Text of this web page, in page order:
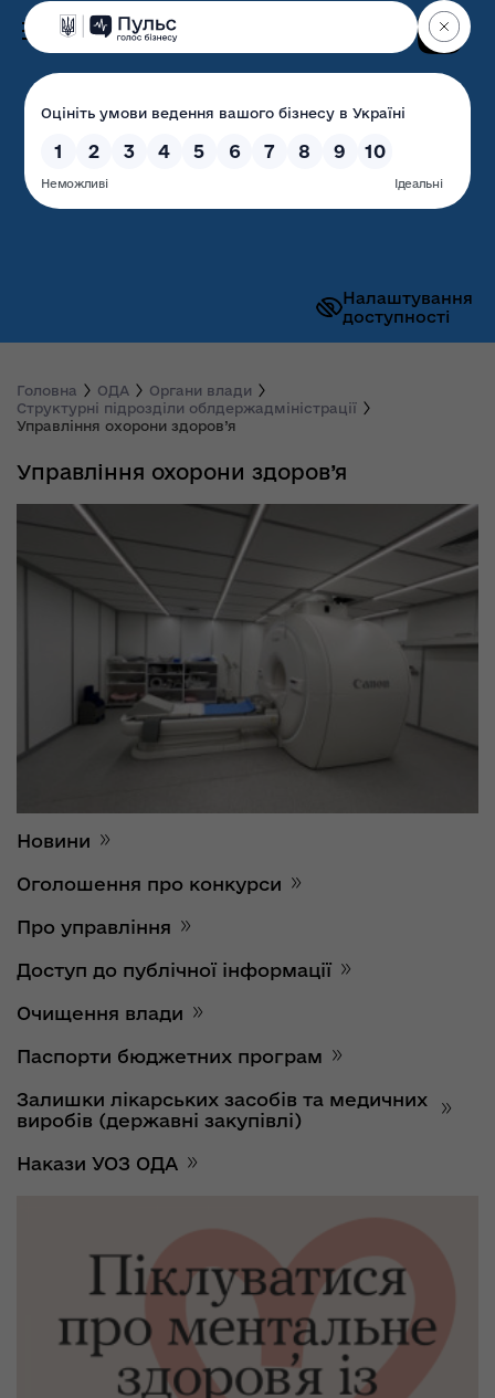
Налаштування
доступності
Волинська обласна
державна адміністрація
Головна ОДА
Органи влади
Структурні підрозділи облдержадміністрації
Управління охорони здоров’я
Управління охорони здоров’я
Новини
Оголошення про конкурси
Про управління
Доступ до публічної інформації
Очищення влади
Паспорти бюджетних програм
Залишки лікарських засобів та медичних
виробів (державні закупівлі)
Накази УОЗ ОДА